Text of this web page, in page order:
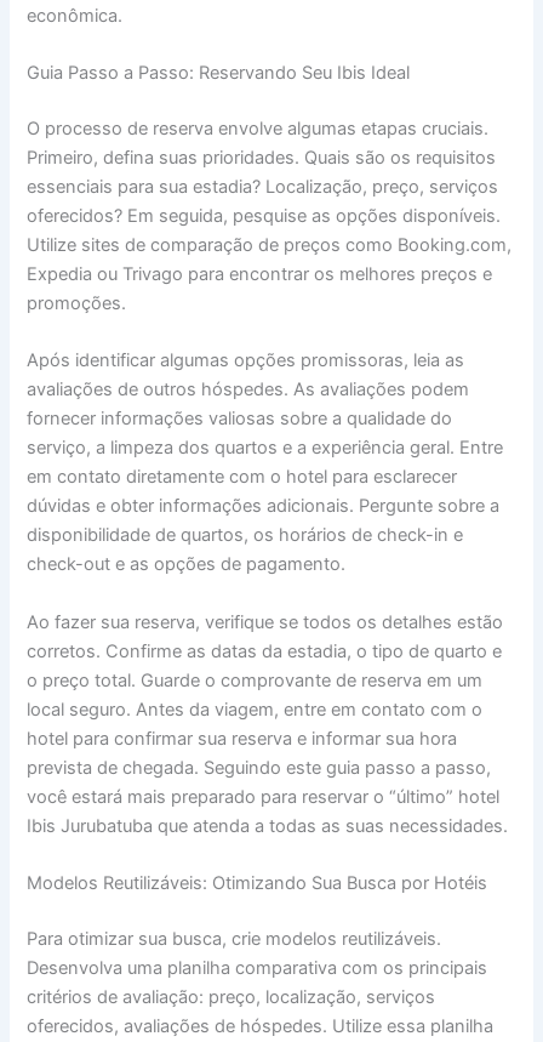
econômica.
Guia Passo a Passo: Reservando Seu Ibis Ideal
O processo de reserva envolve algumas etapas cruciais.
Primeiro, defina suas prioridades. Quais são os requisitos
essenciais para sua estadia? Localização, preço, serviços
oferecidos? Em seguida, pesquise as opções disponíveis.
Utilize sites de comparação de preços como Booking.com,
Expedia ou Trivago para encontrar os melhores preços e
promoções.
Após identificar algumas opções promissoras, leia as
avaliações de outros hóspedes. As avaliações podem
fornecer informações valiosas sobre a qualidade do
serviço, a limpeza dos quartos e a experiência geral. Entre
em contato diretamente com o hotel para esclarecer
dúvidas e obter informações adicionais. Pergunte sobre a
disponibilidade de quartos, os horários de check-in e
check-out e as opções de pagamento.
Ao fazer sua reserva, verifique se todos os detalhes estão
corretos. Confirme as datas da estadia, o tipo de quarto e
o preço total. Guarde o comprovante de reserva em um
local seguro. Antes da viagem, entre em contato com o
hotel para confirmar sua reserva e informar sua hora
prevista de chegada. Seguindo este guia passo a passo,
você estará mais preparado para reservar o “último” hotel
Ibis Jurubatuba que atenda a todas as suas necessidades.
Modelos Reutilizáveis: Otimizando Sua Busca por Hotéis
Para otimizar sua busca, crie modelos reutilizáveis.
Desenvolva uma planilha comparativa com os principais
critérios de avaliação: preço, localização, serviços
oferecidos, avaliações de hóspedes. Utilize essa planilha